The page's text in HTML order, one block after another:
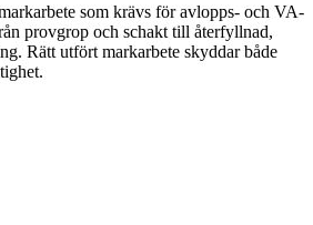
som krävs för avlopps- och VA-
provgrop och schakt till återfyllnad,
Rätt utfört markarbete skyddar både